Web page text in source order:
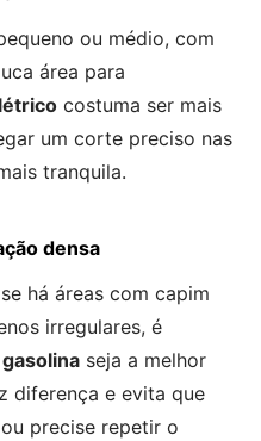
ou médio, com
área para
costuma ser mais
um corte preciso nas
tranquila.
densa
há áreas com capim
irregulares, é
seja a melhor
diferença e evita que
precise repetir o